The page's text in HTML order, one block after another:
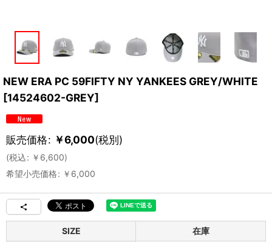
NEW ERA PC 59FIFTY NY YANKEES GREY/WHITE
[14524602-GREY]
販売価格: ￥6,000(税別)
(税込: ￥ 6,600)
希望小売価格: ￥ 6,000
SIZE
在庫